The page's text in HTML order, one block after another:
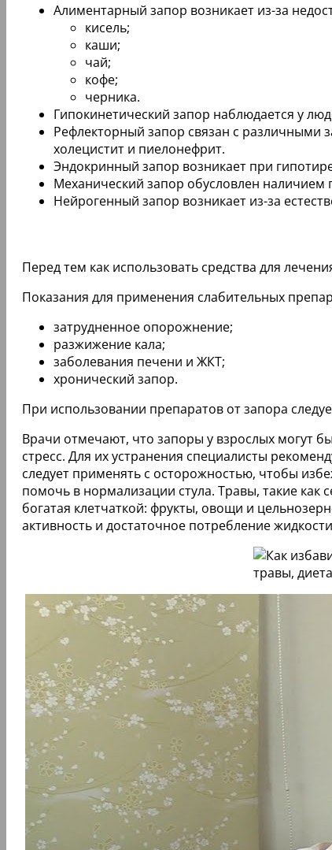
Алиментарный запор возникает из-за
кисель;
каши;
чай;
кофе;
черника.
Гипокинетический запор наблюдается у
Рефлекторный запор связан с различными
холецистит и пиелонефрит.
Эндокринный запор возникает при
Механический запор обусловлен наличием
Нейрогенный запор возникает из-за
Перед тем как использовать средства для
Показания для применения слабительных
затрудненное опорожнение;
разжижение кала;
заболевания печени и ЖКТ;
хронический запор.
При использовании препаратов от запора
Врачи отмечают, что запоры у взрослых могут
стресс. Для их устранения специалисты
следует применять с осторожностью, чтобы
помочь в нормализации стула. Травы, такие
богатая клетчаткой: фрукты, овощи и
активность и достаточное потребление